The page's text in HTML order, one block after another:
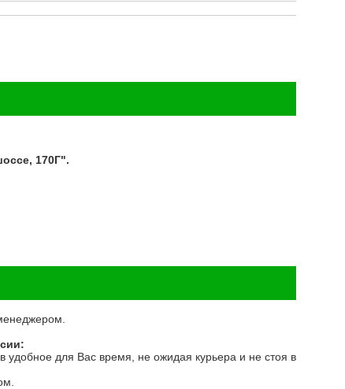
170Г".
удобное для Вас время, не ожидая курьера и не стоя в